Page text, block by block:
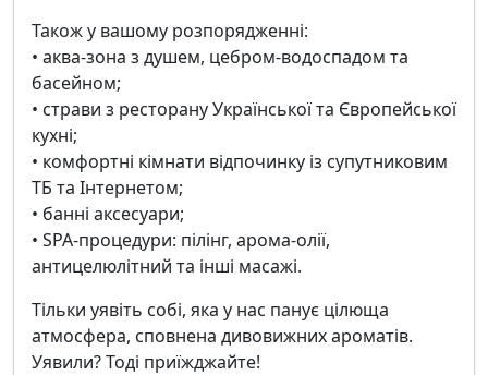
Також у вашому розпорядженні:
• аква-зона з душем, цебром-водоспадом та
басейном;
• страви з ресторану Української та Європейської
кухні;
• комфортні кімнати відпочинку із супутниковим
ТБ та Інтернетом;
• банні аксесуари;
• SPA-процедури: пілінг, арома-олії,
антицелюлітний та інші масажі.
Тільки уявіть собі, яка у нас панує цілюща
атмосфера, сповнена дивовижних ароматів.
Уявили? Тоді приїжджайте!